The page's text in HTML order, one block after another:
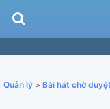
Quản lý > Bài hát chờ duyệt